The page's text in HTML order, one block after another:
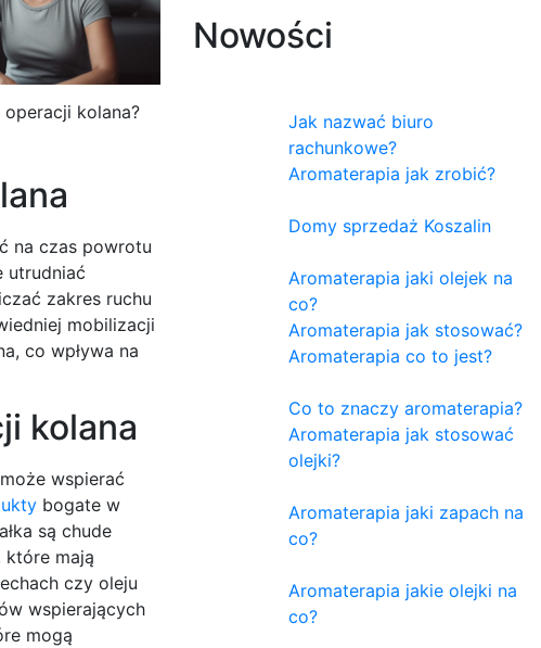
kolana?
na czas powrotu
utrudniać
zakres ruchu
mobilizacji
co wpływa na
kolana
wspierać
bogate w
są chude
które mają
czy oleju
wspierających
mogą
Nowości
Jak nazwać biuro
rachunkowe?
Aromaterapia jak zrobić?
Domy sprzedaż Koszalin
Aromaterapia jaki olejek na
co?
Aromaterapia jak stosować?
Aromaterapia co to jest?
Co to znaczy aromaterapia?
Aromaterapia jak stosować
olejki?
Aromaterapia jaki zapach na
co?
Aromaterapia jakie olejki na
co?